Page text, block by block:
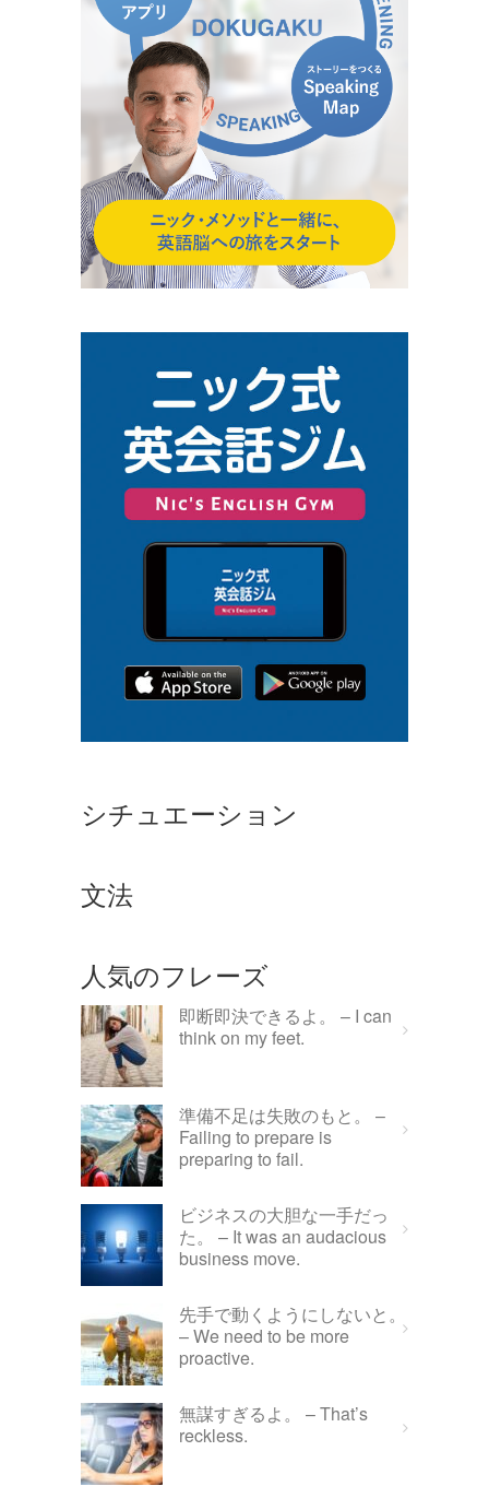
シチュエーション
文法
人気のフレーズ
即断即決できるよ。 – I can
think on my feet.
準備不足は失敗のもと。 –
Failing to prepare is
preparing to fail.
ビジネスの大胆な一手だっ
た。 – It was an audacious
business move.
先手で動くようにしないと。
– We need to be more
proactive.
無謀すぎるよ。 – That’s
reckless.